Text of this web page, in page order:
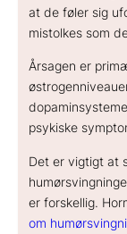
at de føler sig
mistolkes som
Årsagen er
psykiske
Det er vigtigt at
er forskellig.
om